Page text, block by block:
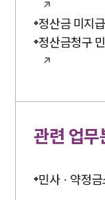
정산금 미지
정산금청구
관련 업무
민사 · 약정